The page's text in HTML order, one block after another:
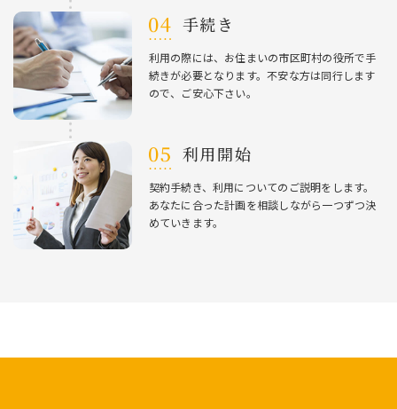
⼿続き
利⽤の際には、お住まいの市区町村の役所で⼿
続きが必要となります。不安な⽅は同⾏します
ので、ご安⼼下さい。
利⽤開始
契約⼿続き、利⽤についてのご説明をします。
あなたに合った計画を相談しながら⼀つずつ決
めていきます。